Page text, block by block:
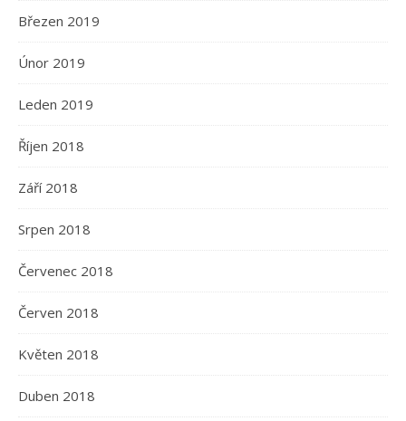
Březen 2019
Únor 2019
Leden 2019
Říjen 2018
Září 2018
Srpen 2018
Červenec 2018
Červen 2018
Květen 2018
Duben 2018